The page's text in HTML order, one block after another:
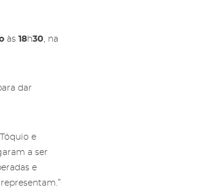
às 18h30, na
dar
e
a ser
e